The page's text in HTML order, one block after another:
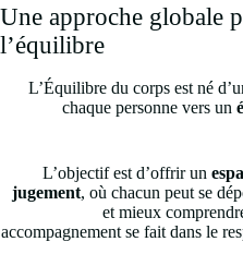
Une approche globale
l’équilibre
L’Équilibre du corps est né
chaque personne vers un
L’objectif est d’offrir un
jugement, où chacun peut se
et mieux
accompagnement se fait dans le